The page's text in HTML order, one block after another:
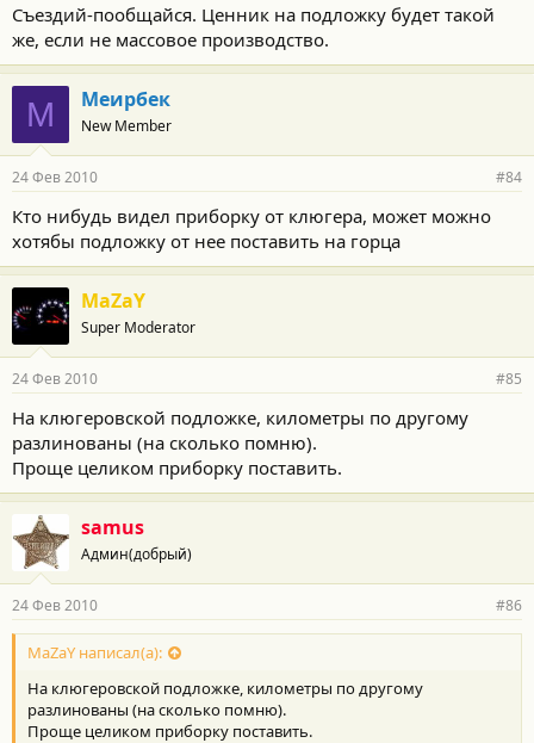
Съездий-пообщайся. Ценник на подложку будет такой
же, если не массовое производство.
М Меирбек
New Member
24 Фев 2010 #84
Кто нибудь видел приборку от клюгера, может можно
хотябы подложку от нее поставить на горца
MaZaY
Super Moderator
24 Фев 2010 #85
На клюгеровской подложке, километры по другому
разлинованы (на сколько помню).
Проще целиком приборку поставить.
samus
Админ(добрый)
24 Фев 2010 #86
MaZaY написал(а):
На клюгеровской подложке, километры по другому
разлинованы (на сколько помню).
Проще целиком приборку поставить.